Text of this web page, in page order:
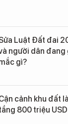
Luật Đất đai
người dân đang
gì?
cảnh khu đất
800 triệu